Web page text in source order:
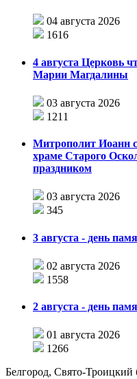
04 августа 2026
1616
4 августа Церковь
Марии Магдалины
03 августа 2026
1211
Митрополит Иоанн
храме Старого
праздником
03 августа 2026
345
3 августа - день
02 августа 2026
1558
2 августа - день
01 августа 2026
1266
Белгород, Свято-Троицкий